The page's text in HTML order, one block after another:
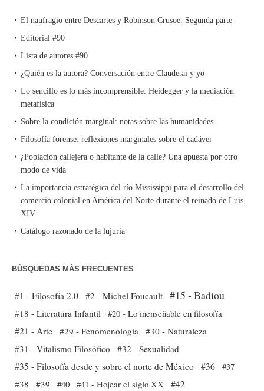
El naufragio entre Descartes y Robinson Crusoe. Segunda parte
Editorial #90
Lista de autores #90
¿Quién es la autora? Conversación entre Claude.ai y yo
Lo sencillo es lo más incomprensible. Heidegger y la mediación
metafísica
Sobre la condición marginal: notas sobre las humanidades
Filosofía forense: reflexiones marginales sobre el cadáver
¿Población callejera o habitante de la calle? Una apuesta por otro
modo de vida
La importancia estratégica del río Mississippi para el desarrollo del
comercio colonial en América del Norte durante el reinado de Luis
XIV
Catálogo razonado de la lujuria
BÚSQUEDAS MÁS FRECUENTES
#1 - Filosofía 2.0 #2 - Michel Foucault #15 - Badiou
#18 - Literatura Infantil #20 - Lo inenseñable en filosofía
#21 - Arte #29 - Fenomenología #30 - Naturaleza
#31 - Vitalismo Filosófico
#32 - Sexualidad
#35 - Filosofía desde y sobre el norte de México #36 #37
#38
#39 #40 #41 - Hojear el siglo XX #42